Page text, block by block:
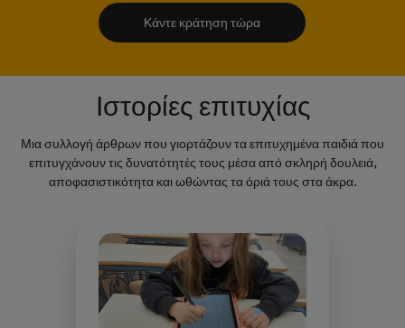
Κάντε κράτηση τώρα
Ιστορίες επιτυχίας
Μια συλλογή άρθρων που γιορτάζουν τα επιτυχημένα παιδιά που
επιτυγχάνουν τις δυνατότητές τους μέσα από σκληρή δουλειά,
αποφασιστικότητα και ωθώντας τα όριά τους στα άκρα.